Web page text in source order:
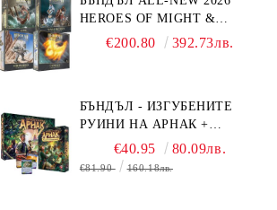
HEROES OF MIGHT &
MAGIC III: THE BOARD
€200.80 392.73лв.
БЪНДЪЛ - ИЗГУБЕНИТЕ
РУИНИ НА АРНАК +
ВОДАЧИ НА ЕКСПЕДИЦИИ
+ ПРОМО КАРТИ
€40.95 80.09лв.
€81.90 160.18лв.